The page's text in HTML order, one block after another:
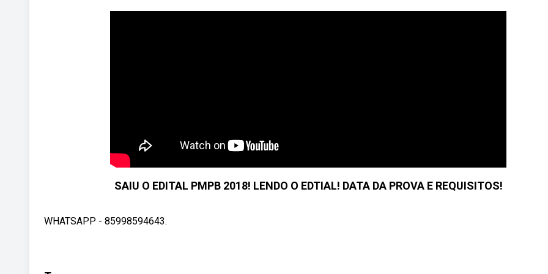
SAIU O EDITAL PMPB 2018! LENDO O EDTIAL! DATA DA PROVA E REQUISITOS!
WHATSAPP - 85998594643.